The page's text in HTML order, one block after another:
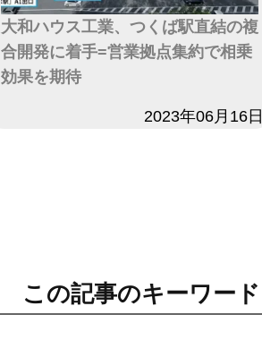
大和ハウス工業、つくば駅直結の複
合開発に着手=営業拠点集約で相乗
効果を期待
2023年06月16日
この記事のキーワード